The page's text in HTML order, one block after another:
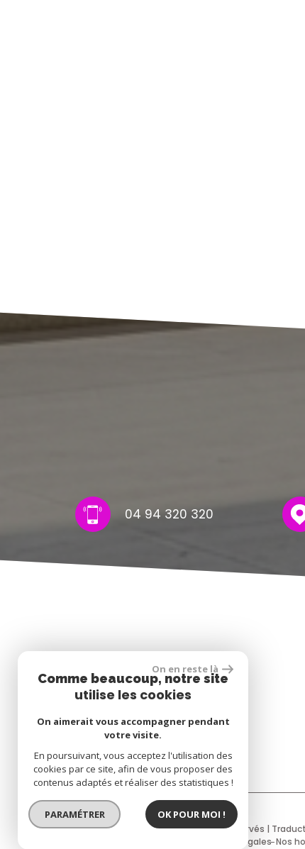
04 94 320 320
© 2026 | Tous droits réservés |
Mentions légales Nos
On en reste là
Comme beaucoup, notre site
utilise les cookies
On aimerait vous accompagner pendant
votre visite.
En poursuivant, vous acceptez l'utilisation des
cookies par ce site, afin de vous proposer des
contenus adaptés et réaliser des statistiques !
PARAMÉTRER OK POUR MOI !